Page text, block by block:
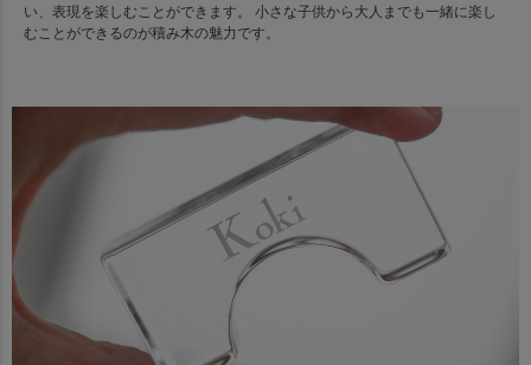
い、表現を楽しむことができます。 小さな子供から大人までも一緒に楽し
むことができるのが積み木の魅力です。